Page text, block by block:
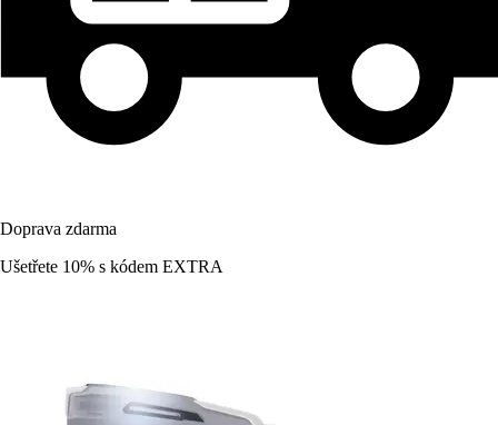
Doprava zdarma
Ušetřete 10% s kódem EXTRA